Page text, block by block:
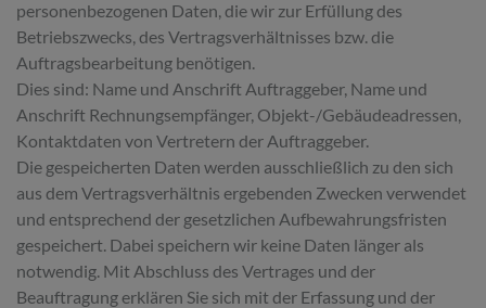
personenbezogenen Daten, die wir zur Erfüllung des
Betriebszwecks, des Vertragsverhältnisses bzw. die
Auftragsbearbeitung benötigen.
Dies sind: Name und Anschrift Auftraggeber, Name und
Anschrift Rechnungsempfänger, Objekt-/Gebäudeadressen,
Kontaktdaten von Vertretern der Auftraggeber.
Die gespeicherten Daten werden ausschließlich zu den sich
aus dem Vertragsverhältnis ergebenden Zwecken verwendet
und entsprechend der gesetzlichen Aufbewahrungsfristen
gespeichert. Dabei speichern wir keine Daten länger als
notwendig. Mit Abschluss des Vertrages und der
Beauftragung erklären Sie sich mit der Erfassung und der